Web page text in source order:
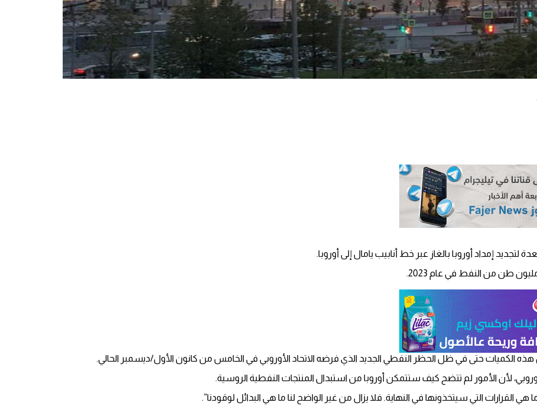
إمداد أوروبا بالغاز عبر خط أنابيب يامال إلى أوروبا.
الكميات حتى في ظل الحظر النفطي الجديد الذي فرضه الاتحاد الأوروبي في الخامس من كانون الأول/ديسمبر الحالي.
لأن الأمور لم تتضح كيف ستتمكن أوروبا من استبدال المنتجات النفطية الروسية.
القرارات التي سيتخذونها في النهاية. فلا يزال من غير الواضح لنا ما هي البدائل لوقودنا”.